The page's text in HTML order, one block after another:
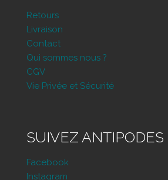
Retours
Livraison
Contact
Qui sommes nous ?
CGV
Vie Privée et Sécurité
SUIVEZ ANTIPODES
Facebook
Instagram